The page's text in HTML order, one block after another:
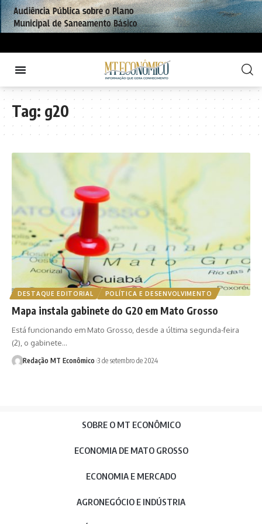
Tag: g20
DESTAQUE EDITORIAL POLÍTICA E DESENVOLVIMENTO
Mapa instala gabinete do G20 em Mato Grosso
Está funcionando em Mato Grosso, desde a última segunda-feira
(2), o gabinete…
Redação MT Econômico 3 de setembro de 2024
SOBRE O MT ECONÔMICO
ECONOMIA DE MATO GROSSO
ECONOMIA E MERCADO
AGRONEGÓCIO E INDÚSTRIA